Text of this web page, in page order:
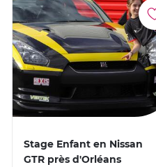
Stage Enfant en Nissan
GTR près d'Orléans